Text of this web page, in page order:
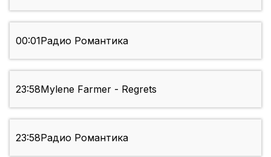
00:01Радио Романтика
23:58Mylene Farmer - Regrets
23:58Радио Романтика